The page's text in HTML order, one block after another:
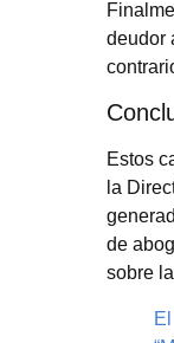
deudor
Estos
la
de
sobre